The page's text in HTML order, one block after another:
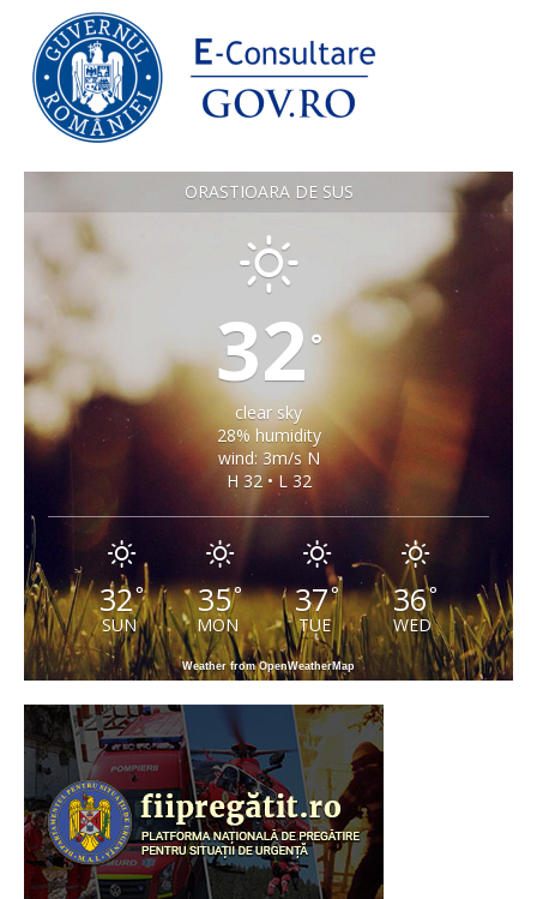
ORASTIOARA DE SUS
32 °
clear sky
28% humidity
wind: 3m/s N
H 32 • L 32
32°
SUN
35°
MON
37°
TUE
36°
WED
Weather from OpenWeatherMap